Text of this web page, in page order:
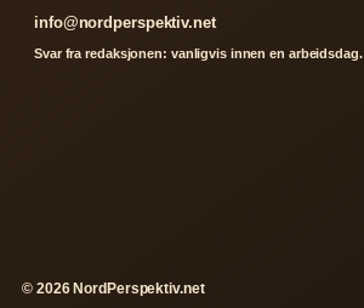
info@nordperspektiv.net
Svar fra redaksjonen: vanligvis innen en arbeidsdag.
© 2026 NordPerspektiv.net